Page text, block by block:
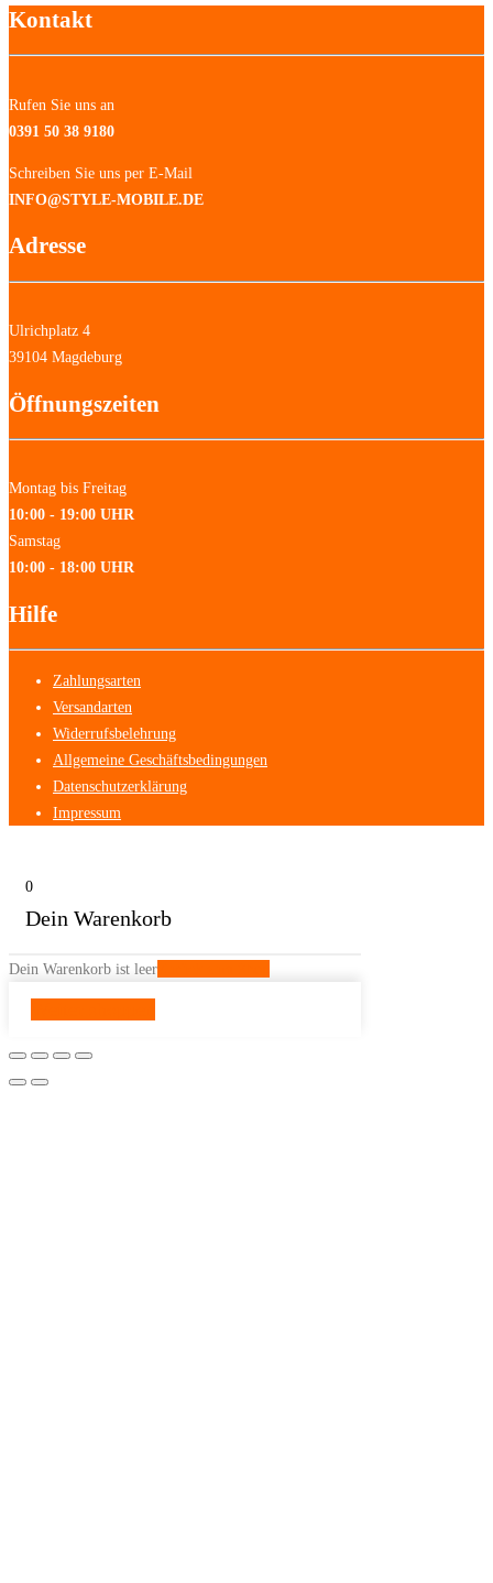
Kontakt
Rufen Sie uns an
0391 50 38 9180
Schreiben Sie uns per E-Mail
INFO@STYLE-MOBILE.DE
Adresse
Ulrichplatz 4
39104 Magdeburg
Öffnungszeiten
Montag bis Freitag
10:00 - 19:00 UHR
Samstag
10:00 - 18:00 UHR
Hilfe
Zahlungsarten
Versandarten
Widerrufsbelehrung
Allgemeine Geschäftsbedingungen
Datenschutzerklärung
Impressum
0
Dein Warenkorb
Dein Warenkorb ist leer